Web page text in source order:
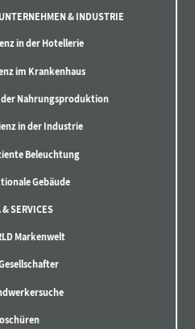
& INDUSTRIE
in der Hotellerie
im Krankenhaus
Nahrungsproduktion
in der Industrie
Beleuchtung
Gebäude
& SERVICES
Markenwelt